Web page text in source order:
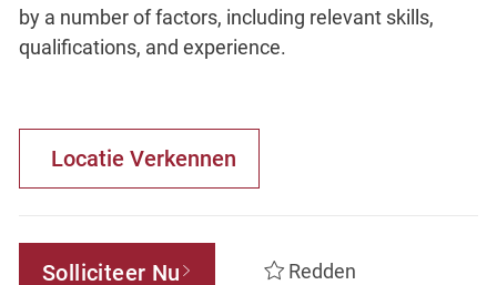
by a number of factors, including relevant skills,
qualifications, and experience.
Locatie Verkennen
Solliciteer Nu Redden